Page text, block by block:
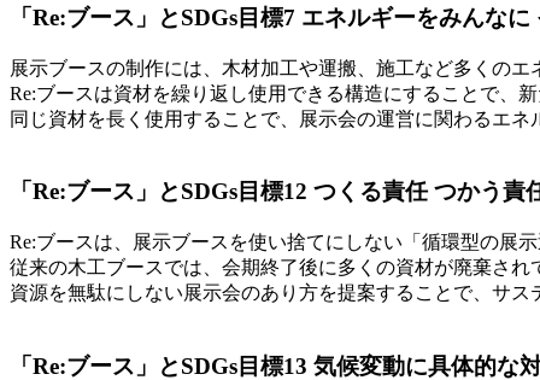
「Re:ブース」とSDGs目標7 エネルギーをみんな
展示ブースの制作には、木材加工や運搬、施工など多くのエ
Re:ブースは資材を繰り返し使用できる構造にすることで、
同じ資材を長く使用することで、展示会の運営に関わるエ
「Re:ブース」とSDGs目標12 つくる責任 つかう責
Re:ブースは、展示ブースを使い捨てにしない「循環型の展
従来の木工ブースでは、会期終了後に多くの資材が廃棄さ
資源を無駄にしない展示会のあり方を提案することで、サ
「Re:ブース」とSDGs目標13 気候変動に具体的な